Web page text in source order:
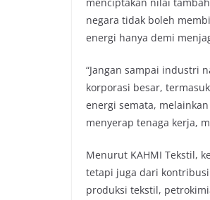
negara tidak boleh
energi hanya demi
“Jangan sampai industri
korporasi besar,
energi semata,
menyerap tenaga kerja,
Menurut KAHMI Tekstil,
tetapi juga dari
produksi tekstil,